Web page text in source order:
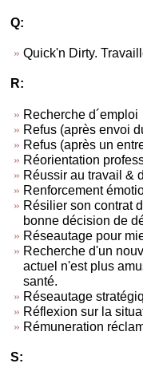
Q:
Quick'n Dirty.
R:
Recherche d´emploi
Refus (après envoi
Refus (après un
Réorientation
Réussir au travail &
Renforcement
Résilier son contrat
bonne décision de
Réseautage pour
Recherche d'un
actuel n'est plus
santé.
Réseautage
Réflexion sur la
Rémuneration
S: